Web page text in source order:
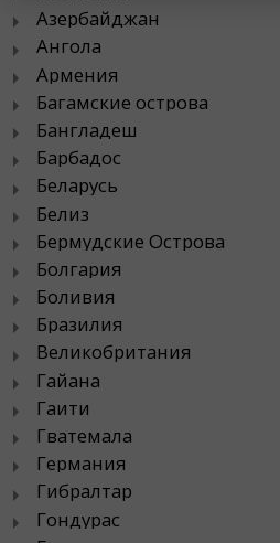
Азербайджан
Ангола
Армения
Багамские острова
Бангладеш
Барбадос
Беларусь
Белиз
Бермудские Острова
Болгария
Боливия
Бразилия
Великобритания
Гайана
Гаити
Гватемала
Германия
Гибралтар
Гондурас